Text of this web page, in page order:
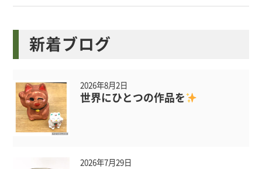
新着ブログ
2026年8月2日
世界にひとつの作品を
2026年7月29日